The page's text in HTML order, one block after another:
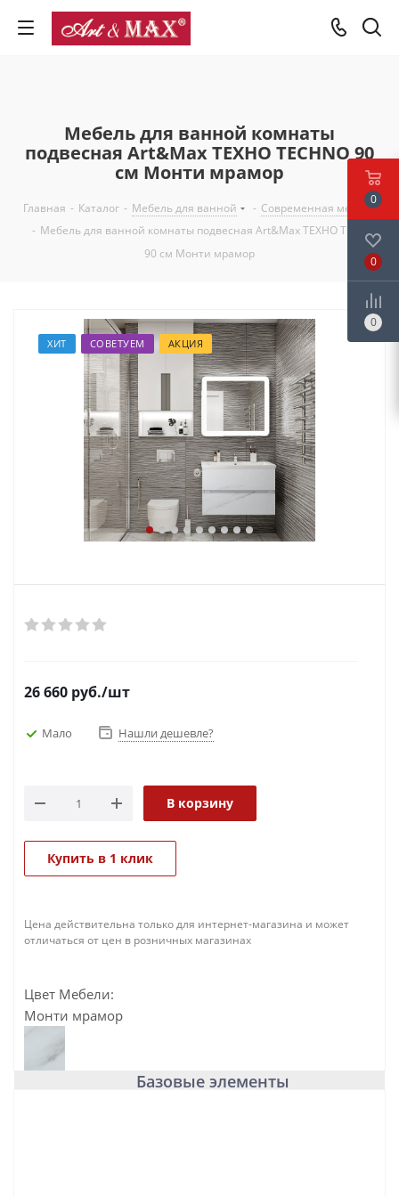
Мебель для ванной комнаты
подвесная Art&Max ТЕХНО TECHNO 90
см Монти мрамор
Главная - Каталог - Мебель для ванной - Современная мебель
- Мебель для ванной комнаты подвесная Art&Max ТЕХНО TECHNO
90 см Монти мрамор
ХИТ СОВЕТУЕМ АКЦИЯ
26 660 руб./шт
Мало Нашли дешевле?
В корзину
Купить в 1 клик
Цена действительна только для интернет-магазина и может
отличаться от цен в розничных магазинах
Цвет Мебели:
Монти мрамор
Базовые элементы
0
0
0